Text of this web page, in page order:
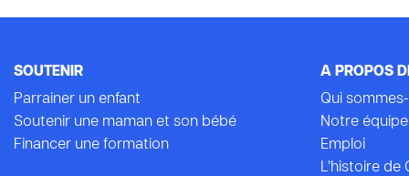
SOUTENIR
Parrainer un enfant
Soutenir une maman et son bébé
Financer une formation
A PROPOS
Qui
Notre équipe
Emploi
L’histoire de